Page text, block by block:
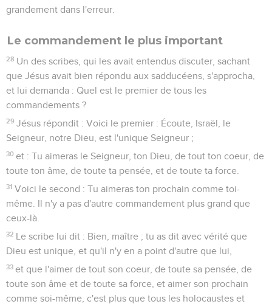
grandement dans l'erreur.
Le commandement le plus important
28 Un des scribes, qui les avait entendus discuter, sachant
que Jésus avait bien répondu aux sadducéens, s'approcha,
et lui demanda : Quel est le premier de tous les
commandements ?
29 Jésus répondit : Voici le premier : Écoute, Israël, le
Seigneur, notre Dieu, est l'unique Seigneur ;
30 et : Tu aimeras le Seigneur, ton Dieu, de tout ton coeur, de
toute ton âme, de toute ta pensée, et de toute ta force.
31 Voici le second : Tu aimeras ton prochain comme toi-
même. Il n'y a pas d'autre commandement plus grand que
ceux-là.
32 Le scribe lui dit : Bien, maître ; tu as dit avec vérité que
Dieu est unique, et qu'il n'y en a point d'autre que lui,
33 et que l'aimer de tout son coeur, de toute sa pensée, de
toute son âme et de toute sa force, et aimer son prochain
comme soi-même, c'est plus que tous les holocaustes et